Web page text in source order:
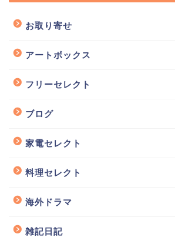
お取り寄せ
アートボックス
フリーセレクト
ブログ
家電セレクト
料理セレクト
海外ドラマ
雑記日記